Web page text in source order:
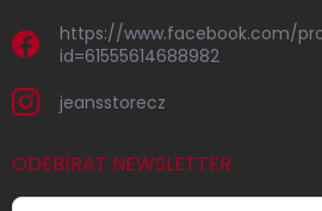
https://www.facebook.com/
id=61555614688982
jeansstorecz
ODEBÍRAT NEWSLETTER